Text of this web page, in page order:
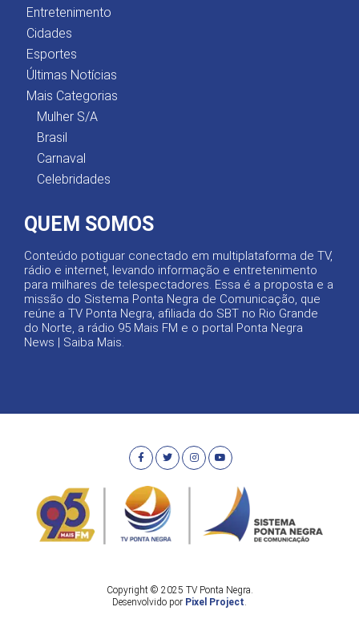
Entretenimento
Cidades
Esportes
Últimas Notícias
Mais Categorias
Mulher S/A
Brasil
Carnaval
Celebridades
QUEM SOMOS
Conteúdo potiguar conectado em multiplataforma de TV,
rádio e internet, levando informação e entretenimento
para milhares de telespectadores. Essa é a proposta e a
missão do Sistema Ponta Negra de Comunicação, que
reúne a TV Ponta Negra, afiliada do SBT no Rio Grande
do Norte, a rádio 95 Mais FM e o portal Ponta Negra
News | Saiba Mais.
Copyright © 2025 TV Ponta Negra.
Desenvolvido por Pixel Project.